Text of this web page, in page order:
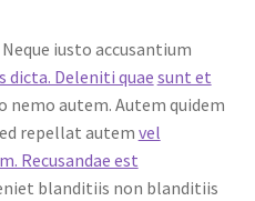
iusto accusantium
dicta. Deleniti quae sunt et
nemo autem. Autem quidem
repellat autem vel
Recusandae est
blanditiis non blanditiis